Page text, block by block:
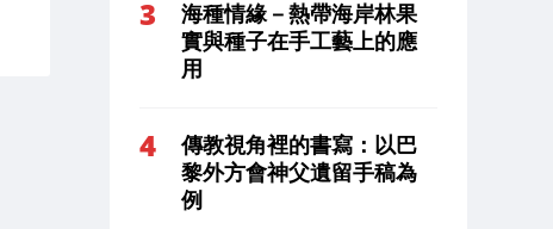
海種情緣－熱帶海岸林果
實與種子在手工藝上的應
用
傳教視角裡的書寫：以巴
黎外方會神父遺留手稿為
例